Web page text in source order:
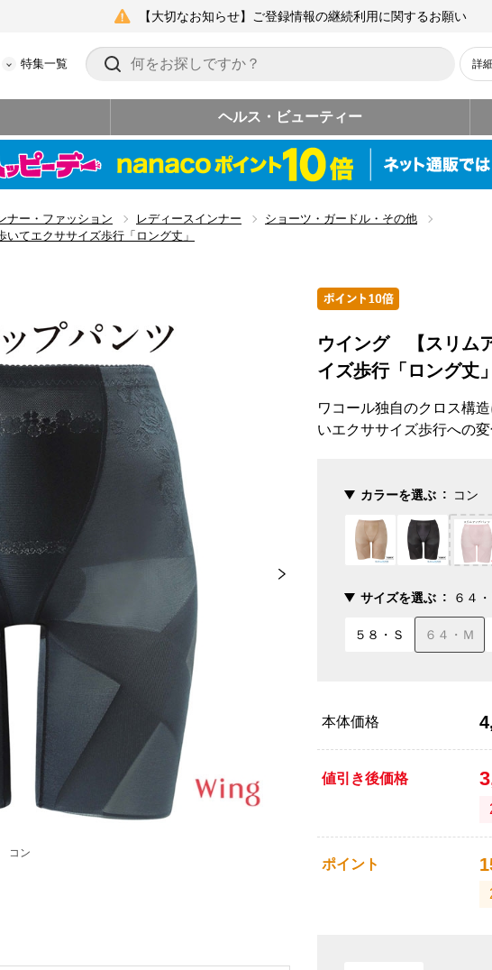
【大切なお知らせ】ご登録情報の継続利用に関するお願い
特集一覧 詳
ヘルス・ビューティー
ナー・ファッション レディースインナー
ショーツ・ガードル・その他
てエクササイズ歩行「ロング丈」
コン
ウイング 【スリム
イズ歩行「ロング丈」
ワコール独自のクロス構
いエクササイズ歩行への
カラーを選ぶ コン
サイズを選ぶ ６４
５８・Ｓ ６４・Ｍ
本体価格
値引き後価格
ポイント